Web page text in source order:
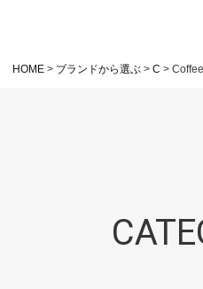
HOME ブランドから選ぶ C